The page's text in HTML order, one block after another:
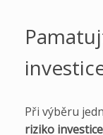
Při výběru
riziko investice